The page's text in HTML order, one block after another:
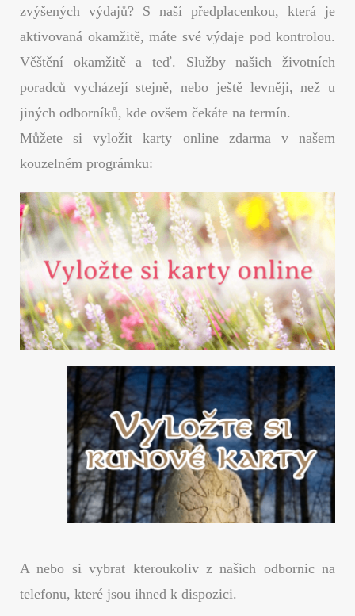
zvýšených výdajů? S naší předplacenkou, která je
aktivovaná okamžitě, máte své výdaje pod kontrolou.
Věštění okamžitě a teď. Služby našich životních
poradců vycházejí stejně, nebo ještě levněji, než u
jiných odborníků, kde ovšem čekáte na termín.
Můžete si vyložit karty online zdarma v našem
kouzelném prográmku:
A nebo si vybrat kteroukoliv z našich odbornic na
telefonu, které jsou ihned k dispozici.